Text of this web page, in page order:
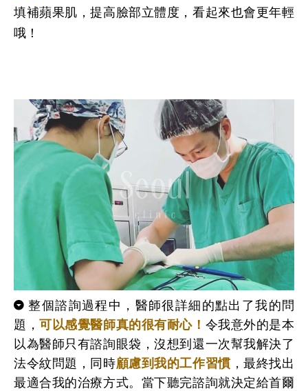
填補蘋果肌，提高臉部立體度，看起來也會更年輕
哦！
整個諮詢過程中，醫師很詳細的點出了我的問
題，可以感覺醫師真的很有耐心！ 令我意外的是本
以為醫師只有諮詢眼袋，沒想到還一次幫我解決了
法令紋問題，同時顧慮到我的工作習慣，最終找出
最適合我的治療方式。當下聽完諮詢就決定給首爾